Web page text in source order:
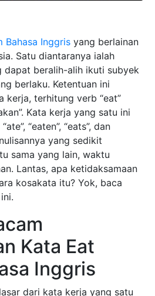
Bahasa Inggris yang berlainan
Satu diantaranya ialah
dapat beralih-alih ikuti subyek
berlaku. Ketentuan ini
kerja, terhitung verb “eat”
Kata kerja yang satu ini
“eaten”, “eats”, dan
yang sedikit
sama yang lain, waktu
Lantas, apa ketidaksamaan
kosakata itu? Yok, baca
Kata Eat
Inggris
dari kata kerja yang satu